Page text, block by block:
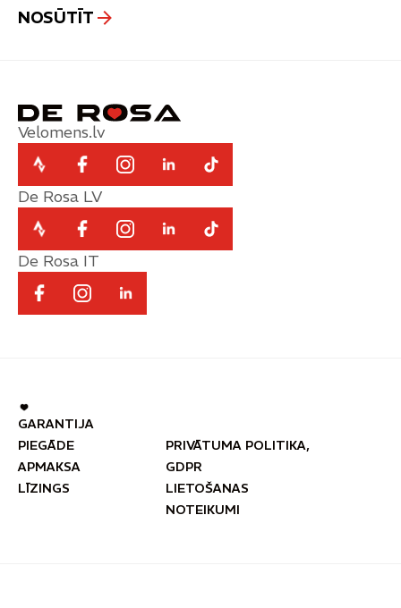
Velomens.lv
De Rosa LV
De Rosa IT
GARANTIJA
PIEGĀDE
APMAKSA
LĪZINGS
PRIVĀTUMA POLITIKA,
GDPR
LIETOŠANAS
NOTEIKUMI